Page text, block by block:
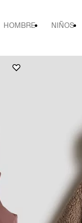
HOMBRE NIÑOS